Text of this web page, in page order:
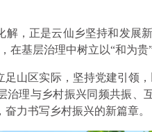
解，正是云仙乡坚持和发展
在基层治理中树立以“和为贵
足山区实际，坚持党建引领
治理与乡村振兴同频共振、
力书写乡村振兴的新篇章。